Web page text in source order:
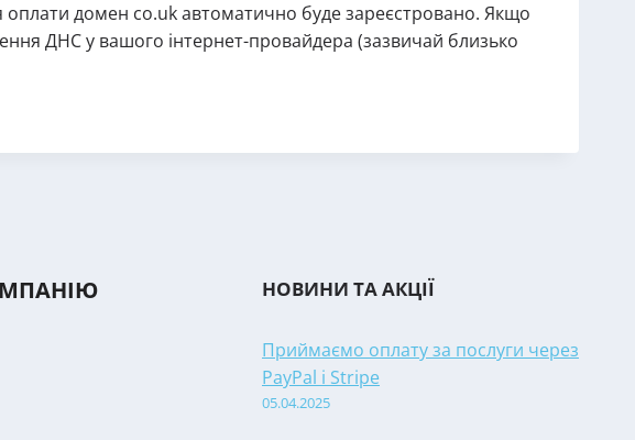
оплати домен co.uk автоматично буде зареєстровано. Якщо
ДНС у вашого інтернет-провайдера (зазвичай близько
НОВИНИ ТА АКЦІЇ
Приймаємо оплату за послуги через
PayPal і Stripe
05.04.2025